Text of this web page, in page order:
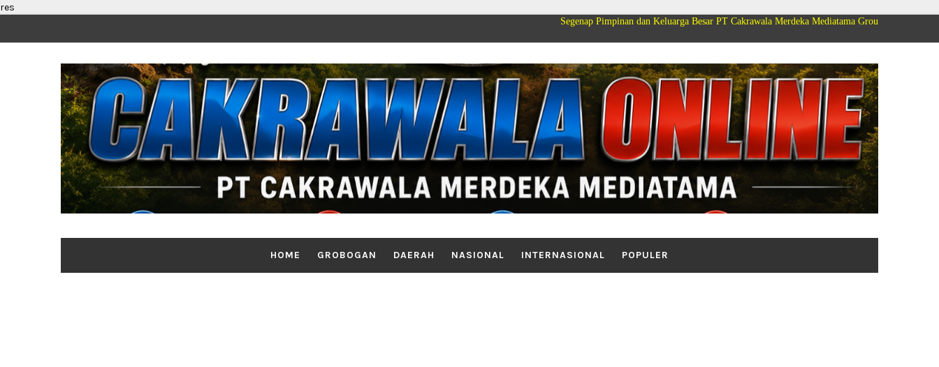
res
Segenap Pimpinan dan Keluarga Besar PT Cakrawala Merdeka Mediatama Group Mengucapkan Selamat
HOME GROBOGAN DAERAH NASIONAL INTERNASIONAL POPULER